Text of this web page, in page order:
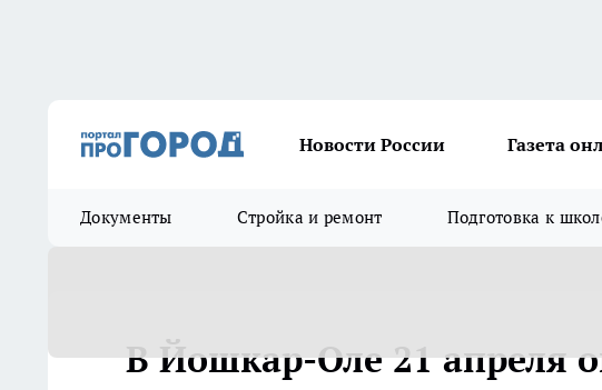
Новости России Газета
Документы Стройка и ремонт Подготовка к
В Йошкар-Оле 21 апреля